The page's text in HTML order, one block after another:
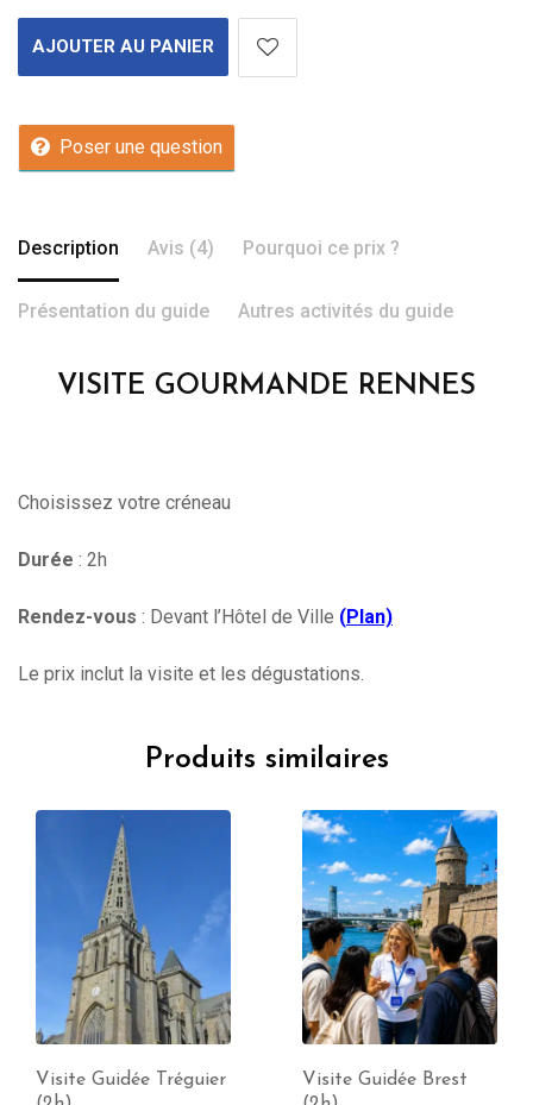
AJOUTER AU PANIER
Poser une question
Description Avis (4) Pourquoi ce prix ?
Présentation du guide Autres activités du guide
VISITE GOURMANDE RENNES
Choisissez votre créneau
Durée : 2h
Rendez-vous : Devant l’Hôtel de Ville (Plan)
Le prix inclut la visite et les dégustations.
Produits similaires
Visite Guidée Tréguier
Visite Guidée Brest